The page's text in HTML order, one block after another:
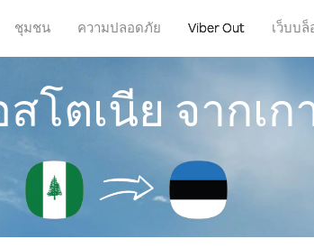
ชุมชน ความปลอดภัย Viber Out เว็บบล็
โตเนีย จากเ